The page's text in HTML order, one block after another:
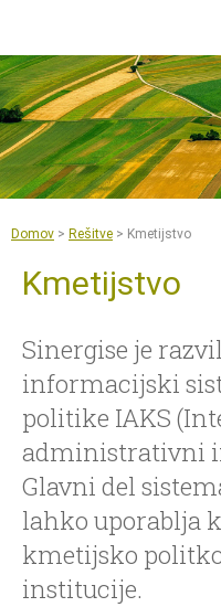
Kmetijstvo
Copernicus Data
GIS orodja
Novice
Reference
Dokumenti in članki
Za medije
Kontakt
Zaposlitve
JEZIK
EN
Domov > Rešitve > Kmetijstvo
Kmetijstvo
Sinergise je
informacijski
politike IAKS
administrativni
Glavni del
lahko uporablja
kmetijsko
institucije.